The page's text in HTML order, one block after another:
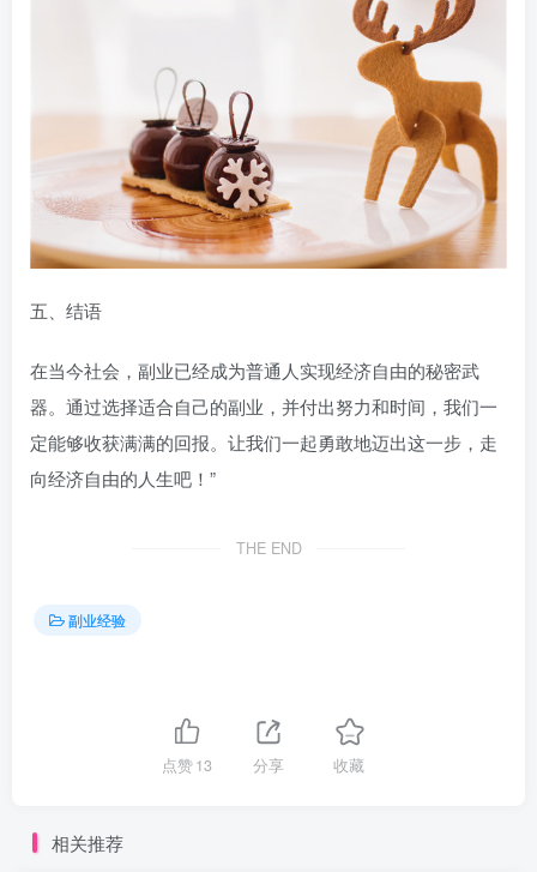
五、结语
在当今社会，副业已经成为普通人实现经济自由的秘密武
器。通过选择适合自己的副业，并付出努力和时间，我们一
定能够收获满满的回报。让我们一起勇敢地迈出这一步，走
向经济自由的人生吧！”
THE END
副业经验
点赞13 分享 收藏
相关推荐